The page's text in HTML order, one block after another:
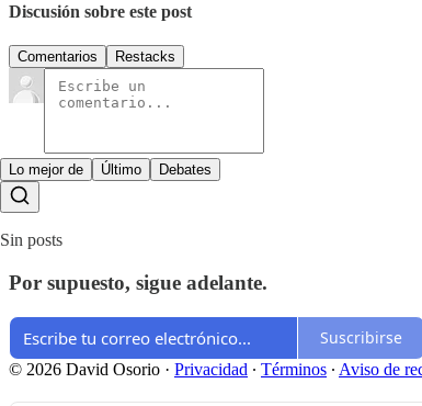
Discusión sobre este post
Comentarios Restacks
Lo mejor de Último Debates
Sin posts
Por supuesto, sigue adelante.
Suscribirse
© 2026 David Osorio · Privacidad ∙ Términos ∙ Aviso de